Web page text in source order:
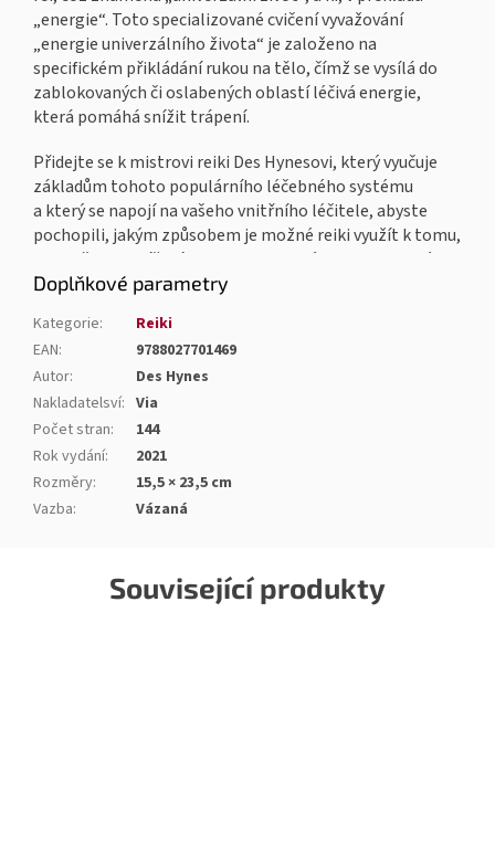
Související produkty
„energie“. Toto specializované cvičení vyvažování
„energie univerzálního života“ je založeno na
specifickém přikládání rukou na tělo, čímž se vysílá do
zablokovaných či oslabených oblastí léčivá energie,
která pomáhá snížit trápení.
Přidejte se k mistrovi reiki Des Hynesovi, který vyučuje
základům tohoto populárního léčebného systému
a který se napojí na vašeho vnitřního léčitele, abyste
pochopili, jakým způsobem je možné reiki využít k tomu,
aby došlo ke snížení stresu, deprese, úzkosti a fyzické
bolesti nejen u vás, ale i u ostatních. Součástí je
Doplňkové parametry
Kategorie:
Reiki
EAN:
9788027701469
Autor:
Des Hynes
Nakladatelsví: Via
Počet stran:
144
Rok vydání:
2021
Rozměry:
15,5 × 23,5 cm
Vazba: Vázaná